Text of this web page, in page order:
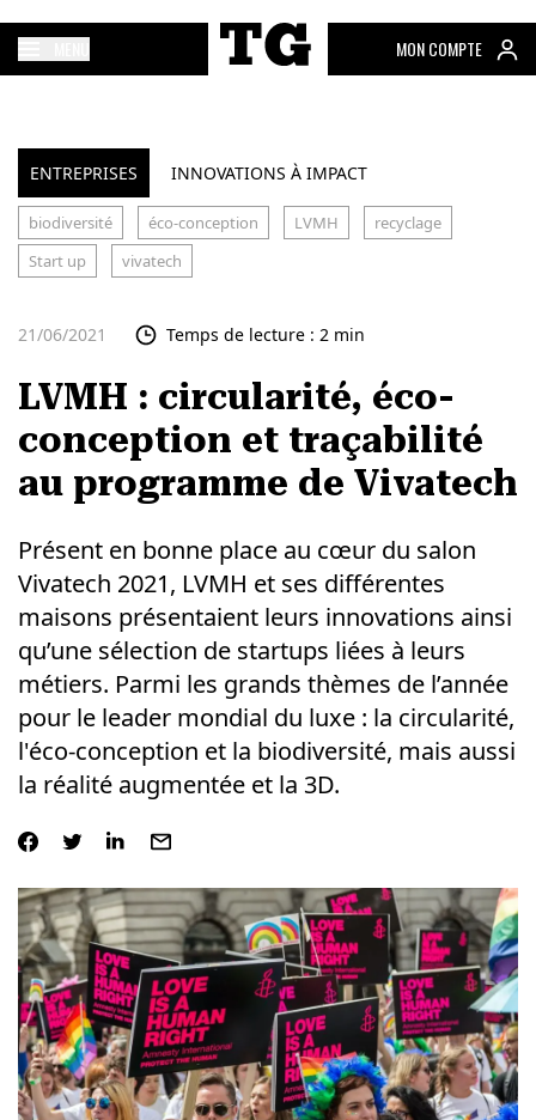
MON COMPTE
ENTREPRISES INNOVATIONS À IMPACT
biodiversité éco-conception LVMH
recyclage
Start up
vivatech
21/06/2021 Temps de lecture : 2 min
LVMH : circularité, éco-
conception et traçabilité
au programme de Vivatech
Présent en bonne place au cœur du salon
Vivatech 2021, LVMH et ses différentes
maisons présentaient leurs innovations ainsi
qu’une sélection de startups liées à leurs
métiers. Parmi les grands thèmes de l’année
pour le leader mondial du luxe : la circularité,
l'éco-conception et la biodiversité, mais aussi
la réalité augmentée et la 3D.